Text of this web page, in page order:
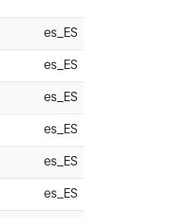
es_ES
es_ES
es_ES
es_ES
es_ES
es_ES